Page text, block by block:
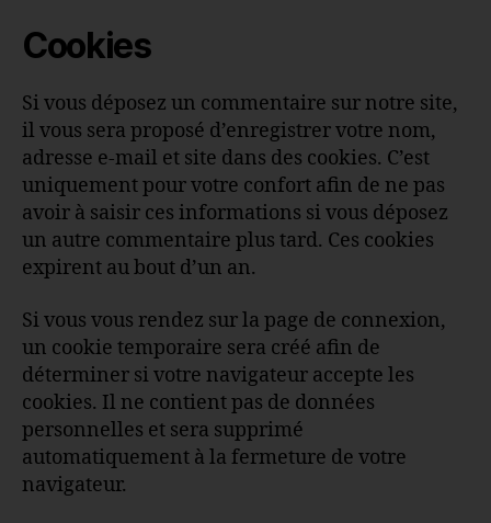
Cookies
Si vous déposez un commentaire sur notre site,
il vous sera proposé d’enregistrer votre nom,
adresse e-mail et site dans des cookies. C’est
uniquement pour votre confort afin de ne pas
avoir à saisir ces informations si vous déposez
un autre commentaire plus tard. Ces cookies
expirent au bout d’un an.
Si vous vous rendez sur la page de connexion,
un cookie temporaire sera créé afin de
déterminer si votre navigateur accepte les
cookies. Il ne contient pas de données
personnelles et sera supprimé
automatiquement à la fermeture de votre
navigateur.